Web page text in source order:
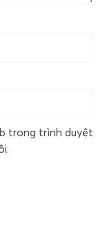
trong trình duyệt